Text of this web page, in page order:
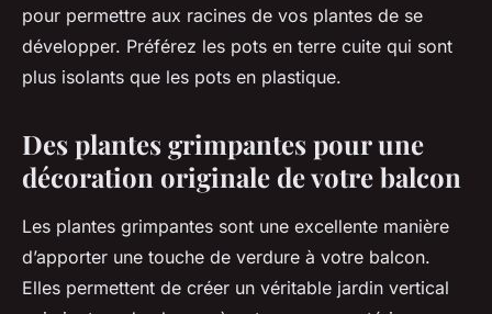
pour permettre aux racines de vos plantes de se
développer. Préférez les pots en terre cuite qui sont
plus isolants que les pots en plastique.
Des plantes grimpantes pour une
décoration originale de votre balcon
Les plantes grimpantes sont une excellente manière
d’apporter une touche de verdure à votre balcon.
Elles permettent de créer un véritable jardin vertical